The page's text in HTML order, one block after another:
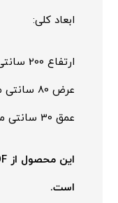
ابعاد کلی:
ارتفاع 200 سانتی متر
عرض 80 سانتی متر
عمق 30 سانتی متر
است.